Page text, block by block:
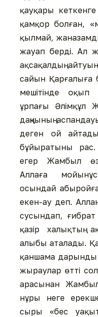
қауқары
қамқор болған,
қылмай,
жауап берді. Ал
ақсақалдың
сайын
мешітінде
ұрпағы Әлімқұл
даңқының
деген ой
бұйыратыны
егер Жамбыл өз
Аллаға
осындай
екен-ау деп.
сусындап,
қазір халықтың
алыбы аталады.
қаншама
жыраулар өтті сол
арасынан
нұры неге
сыры «бес